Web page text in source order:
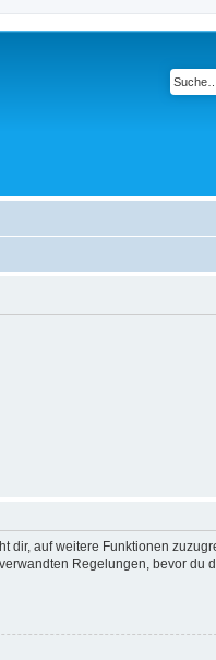
dir, auf weitere Funktionen
Regelungen, bevor du